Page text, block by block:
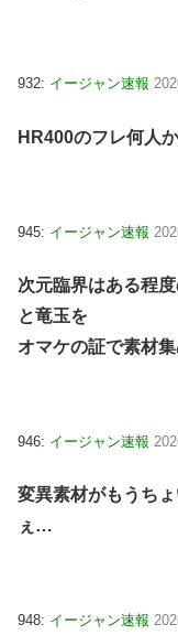
932: イージャン速報
HR400のフレ何人
945: イージャン速報
次元臨界はある程
と竜玉を
オマケの証で素材
946: イージャン速報
変異素材がもうち
ぇ…
948: イージャン速報